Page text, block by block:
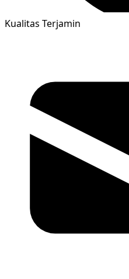
Kualitas Terjamin